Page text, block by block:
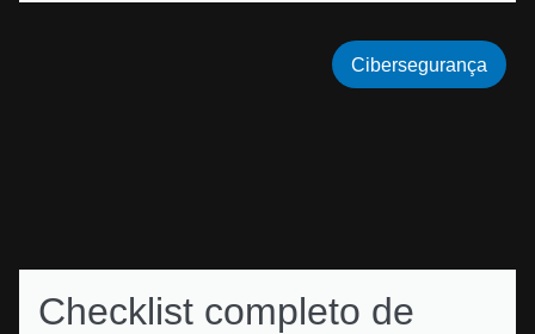
Checklist completo de
Cibersegurança